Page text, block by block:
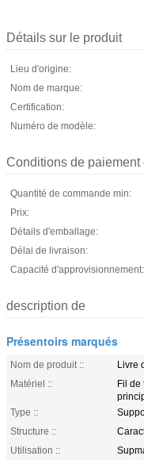
Détails sur le produit
Lieu d'origine:
Nom de marque:
Certification:
Numéro de modèle:
Conditions de paiement
Quantité de commande min:
Prix:
Détails d'emballage:
Délai de livraison:
Capacité d'approvisionnement:
description de
Présentoirs marqués
Nom de produit ::
Livre
Matériel ::
Fil de
Type ::
Structure ::
Utilisation ::